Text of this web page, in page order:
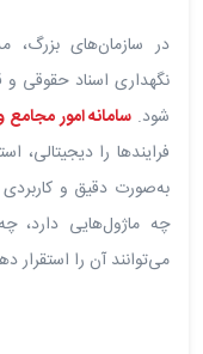
در سازمان‌های بزرگ،
نگهداری اسناد حقوقی و
شود. سامانه امور مجامع
فرایندها را دیجیتالی،
به‌صورت دقیق و
چه ماژول‌هایی دارد،
می‌توانند آن را استقرار